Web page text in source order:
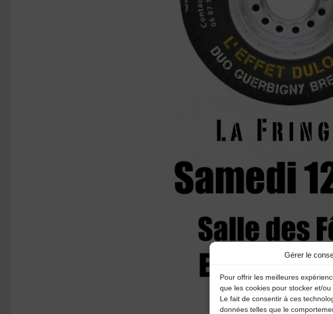
Gérer le
Pour offrir les meilleures
que les cookies pour stocker et/
Le fait de consentir à ces
données telles que le